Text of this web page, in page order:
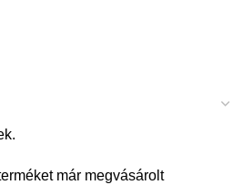
már megvásárolt